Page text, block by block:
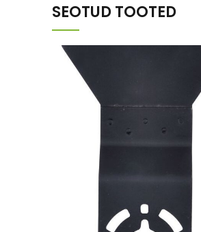
SEOTUD TOOTED